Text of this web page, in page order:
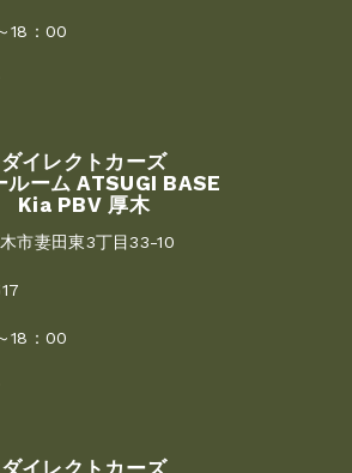
18：00
ダイレクトカーズ
ルーム ATSUGI BASE
Kia PBV 厚木
市妻田東3丁目33-10
18：00
ダイレクトカーズ